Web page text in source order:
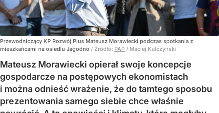
Przewodniczący KP Rozwój Plus Mateusz Morawiecki podczas spotkania z
mieszkańcami na osiedlu Jagodno / Źródło: PAP / Maciej Kulczyński
Mateusz Morawiecki opierał swoje koncepcje
gospodarcze na postępowych ekonomistach
i można odnieść wrażenie, że do tamtego sposobu
prezentowania samego siebie chce właśnie